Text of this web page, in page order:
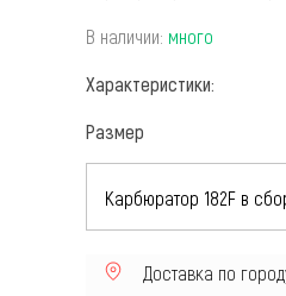
Мотошины и комплектующие
В наличии: много
Характеристики:
Размер
Доставка по